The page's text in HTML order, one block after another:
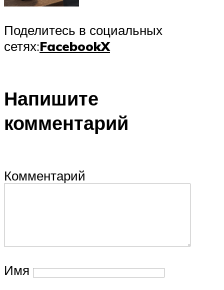
Поделитесь в социальных
сетях:FacebookX
Напишите
комментарий
Комментарий
Имя